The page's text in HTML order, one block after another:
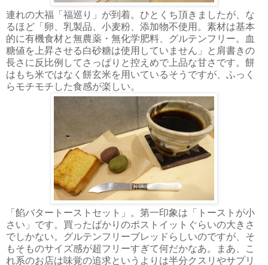
連れの大福「福巡り」が到着。ひとくち頂きましたが、な
るほど「卵、乳製品、小麦粉、添加物不使用。素材は基本
的に有機食材と無農薬・無化学肥料、グルテンフリー。血
糖値を上昇させる白砂糖は使用していません」と肩書きの
長さに反比例してさっぱりと控えめで上品な甘さです。餅
はもち米ではなく餅玄米を用いているそうですが、ふっく
らモチモチした食感が楽しい。
「餡バタートーストセット」。第一印象は「トーストが小
さい」です。買ったばかりのポストイットぐらいの大きさ
でしかない。グルテンフリーブレッドらしいのですが、そ
もそものサイズ感が超フリーすぎて何だかなあ。まあ、こ
れ系のお店は味覚の追求というよりは半分クスリやサプリ